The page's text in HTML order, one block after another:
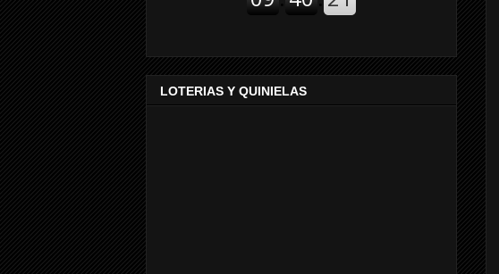
LOTERIAS Y QUINIELAS